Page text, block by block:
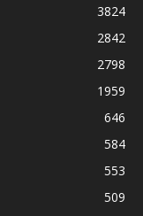
3824
2842
2798
1959
646
584
553
509